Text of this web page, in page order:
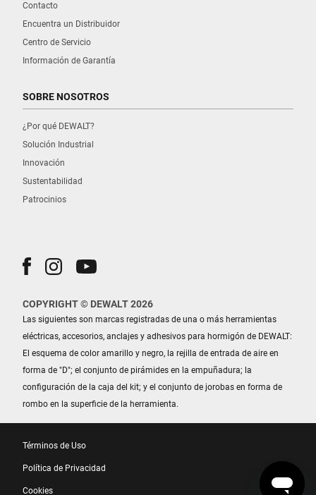
Contacto
Encuentra un Distribuidor
Centro de Servicio
Información de Garantía
SOBRE NOSOTROS
¿Por qué DEWALT?
Solución Industrial
Innovación
Sustentabilidad
Patrocinios
COPYRIGHT © DEWALT 2026
Las siguientes son marcas registradas de una o más herramientas
eléctricas, accesorios, anclajes y adhesivos para hormigón de DEWALT:
El esquema de color amarillo y negro, la rejilla de entrada de aire en
forma de "D"; el conjunto de pirámides en la empuñadura; la
configuración de la caja del kit; y el conjunto de jorobas en forma de
rombo en la superficie de la herramienta.
Términos de Uso
Política de Privacidad
Cookies